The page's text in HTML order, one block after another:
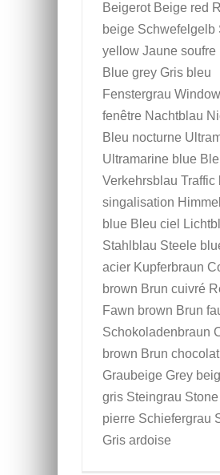
Beigerot Beige red
beige Schwefelgelb
yellow Jaune soufre
Blue grey Gris bleu
Fenstergrau
fenêtre Nachtblau
Bleu nocturne
Ultramarine blue
Verkehrsblau Traffic
singalisation
blue Bleu ciel
Stahlblau Steele
acier Kupferbraun
brown Brun cuivré
Fawn brown Brun
Schokoladenbraun
brown Brun chocolat
Graubeige Grey
gris Steingrau
pierre Schiefergrau
Gris ardoise